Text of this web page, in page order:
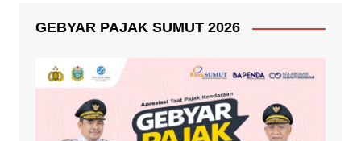
GEBYAR PAJAK SUMUT 2026